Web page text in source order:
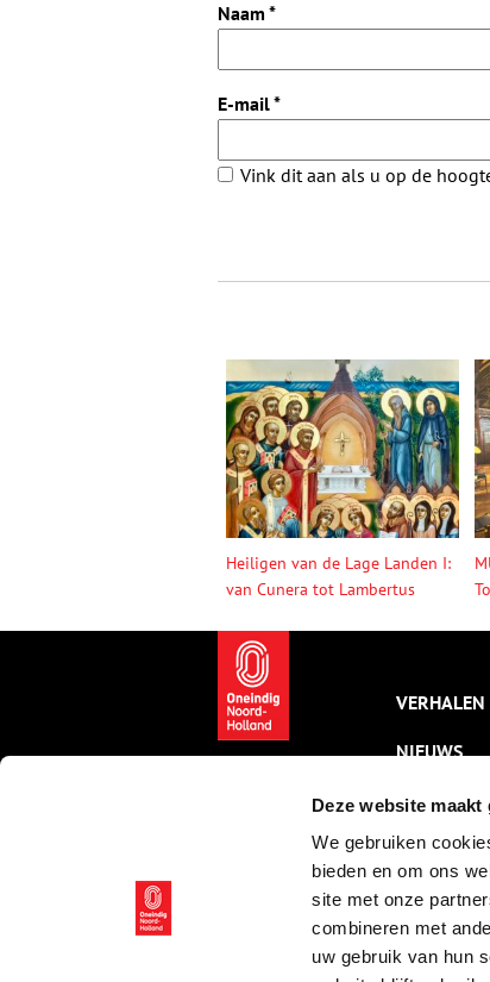
Deze website
We gebruiken
bieden en om ons
site met onze
combineren met
uw gebruik van hun
Naam *
E-mail*
Vink dit aan als u op de
Heiligen van de Lage Landen I:
van Cunera tot Lambertus
VERHALEN
NIEUWS
KALENDER
THEMA’S
VIDEO’S